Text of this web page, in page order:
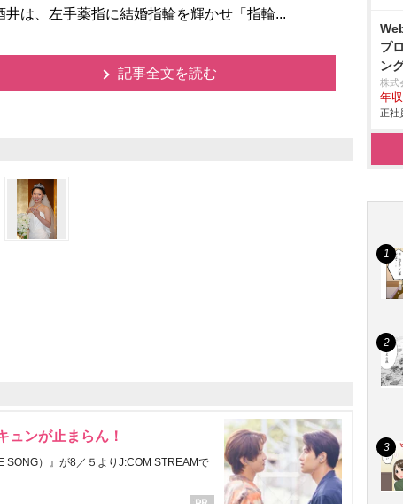
井は、左手薬指に結婚指輪を輝かせ「指輪...
記事全文を読む
ュンが止まらん！
SONG）』が8／５よりJ:COM STREAMで
プ
ン
株式
年
正社